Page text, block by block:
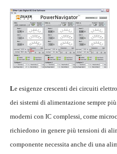
Le esigenze crescenti dei circuiti
dei sistemi di alimentazione sempre
moderni con IC complessi, come
richiedono in genere più tensioni di
componente necessita anche di una